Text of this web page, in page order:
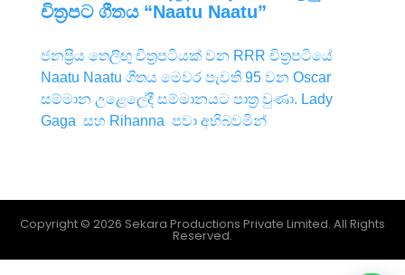
චිත්‍රපට ගීතය “Naatu Naatu”
ජනප්‍රිය තෙලිඟු චිත්‍රපටියක් වන RRR චිත්‍රපටියේ
Naatu Naatu ගීතය මෙවර පැවති 95 වන Oscar
සම්මාන උළෙලේදී සම්මානයට පාත්‍ර වුණා. Lady
Gaga සහ Rihanna පවා අභිබවමින්
Copyright © 2026 Sekara Productions Private Limited. All Rights
Reserved.